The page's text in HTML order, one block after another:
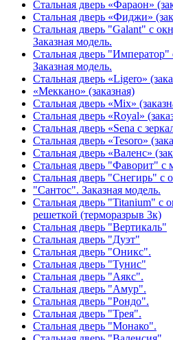
Стальная дверь «Фараон»
Стальная дверь «Фиджи»
Стальная дверь "Galant" с
Заказная модель.
Стальная дверь
Заказная модель.
Стальная дверь «Ligero»
«Меккано» (заказная)
Стальная дверь «Mix»
Стальная дверь «Royal»
Стальная дверь «Sena с
Стальная дверь «Tesoro»
Стальная дверь «Валенс»
Стальная дверь "Фаворит" с
Стальная дверь "Снегирь" с
"Сантос". Заказная модель.
Стальная дверь "Titanium" с
решеткой (терморазрыв 3к)
Стальная дверь "Вертикаль"
Стальная дверь "Дуэт"
Стальная дверь "Оникс".
Стальная дверь "Тунис"
Стальная дверь "Аякс".
Стальная дверь "Амур".
Стальная дверь "Рондо".
Стальная дверь "Трея".
Стальная дверь "Монако".